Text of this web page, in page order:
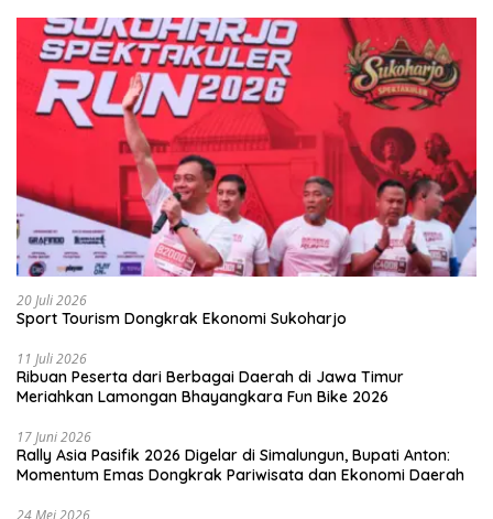
20 Juli 2026
Sport Tourism Dongkrak Ekonomi Sukoharjo
11 Juli 2026
Ribuan Peserta dari Berbagai Daerah di Jawa Timur
Meriahkan Lamongan Bhayangkara Fun Bike 2026
17 Juni 2026
Rally Asia Pasifik 2026 Digelar di Simalungun, Bupati Anton:
Momentum Emas Dongkrak Pariwisata dan Ekonomi Daerah
24 Mei 2026